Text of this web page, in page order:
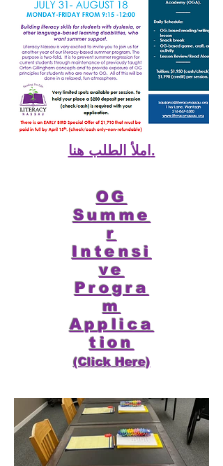
املأ الطلب هنا.
OG
Summe
r
Intensi
ve
Progra
m
Applica
tion
(Click Here)